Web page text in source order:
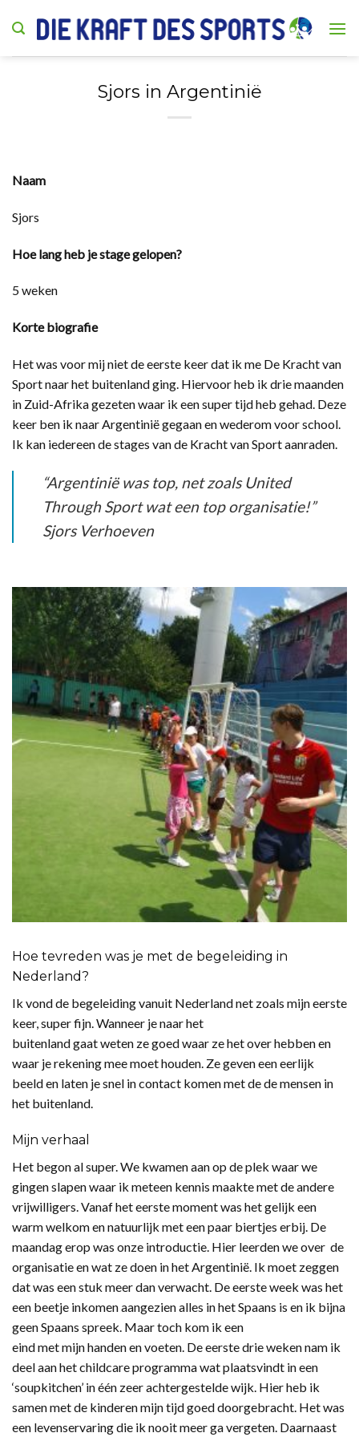
Sjors in Argentinië
Naam
Sjors
Hoe lang heb je stage gelopen?
5 weken
Korte biografie
Het was voor mij niet de eerste keer dat ik me De Kracht van
Sport naar het buitenland ging. Hiervoor heb ik drie maanden
in Zuid-Afrika gezeten waar ik een super tijd heb gehad. Deze
keer ben ik naar Argentinië gegaan en wederom voor school.
Ik kan iedereen de stages van de Kracht van Sport aanraden.
“Argentinië was top, net zoals United
Through Sport wat een top organisatie!”
Sjors Verhoeven
Hoe tevreden was je met de begeleiding in
Nederland?
Ik vond de begeleiding vanuit Nederland net zoals mijn eerste
keer, super fijn. Wanneer je naar het
buitenland gaat weten ze goed waar ze het over hebben en
waar je rekening mee moet houden. Ze geven een eerlijk
beeld en laten je snel in contact komen met de de mensen in
het buitenland.
Mijn verhaal
Het begon al super. We kwamen aan op de plek waar we
gingen slapen waar ik meteen kennis maakte met de andere
vrijwilligers. Vanaf het eerste moment was het gelijk een
warm welkom en natuurlijk met een paar biertjes erbij. De
maandag erop was onze introductie. Hier leerden we over de
organisatie en wat ze doen in het Argentinië. Ik moet zeggen
dat was een stuk meer dan verwacht. De eerste week was het
een beetje inkomen aangezien alles in het Spaans is en ik bijna
geen Spaans spreek. Maar toch kom ik een
eind met mijn handen en voeten. De eerste drie weken nam ik
deel aan het childcare programma wat plaatsvindt in een
‘soupkitchen’ in één zeer achtergestelde wijk. Hier heb ik
samen met de kinderen mijn tijd goed doorgebracht. Het was
een levenservaring die ik nooit meer ga vergeten. Daarnaast